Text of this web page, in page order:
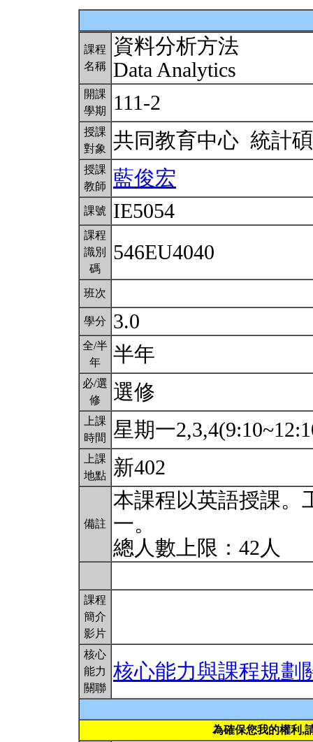
課程
名稱
資料分析方法
Data Analytics
開課
學期
111-2
授課
對象
共同教育中心 統計
授課
教師
藍俊宏
課號 IE5054
課程
識別
碼
546EU4040
班次
學分 3.0
全/半
年
半年
必/選
修
選修
上課
時間
星期一
上課
地點
新402
備註
本課程以英語授課。
一。
總人數上限：42人
課程
簡介
影片
核心
能力
關聯
核心能力與課程規劃
為確保您我的權利,